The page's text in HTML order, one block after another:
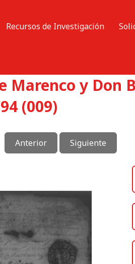
Recursos de Investigación
Marenco y Don
(009)
Anterior Siguiente